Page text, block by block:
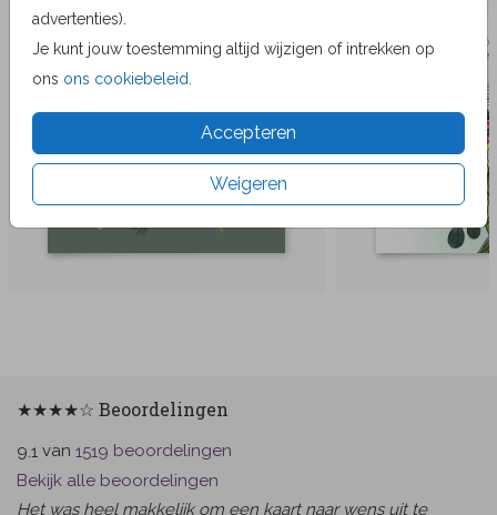
advertenties).
Je kunt jouw toestemming altijd wijzigen of intrekken op
ons ons cookiebeleid
Accepteren
Weigeren
★★★★☆ Beoordelingen
9.1 van 1519 beoordelingen
Bekijk alle beoordelingen
Het was heel makkelijk om een kaart naar wens uit te